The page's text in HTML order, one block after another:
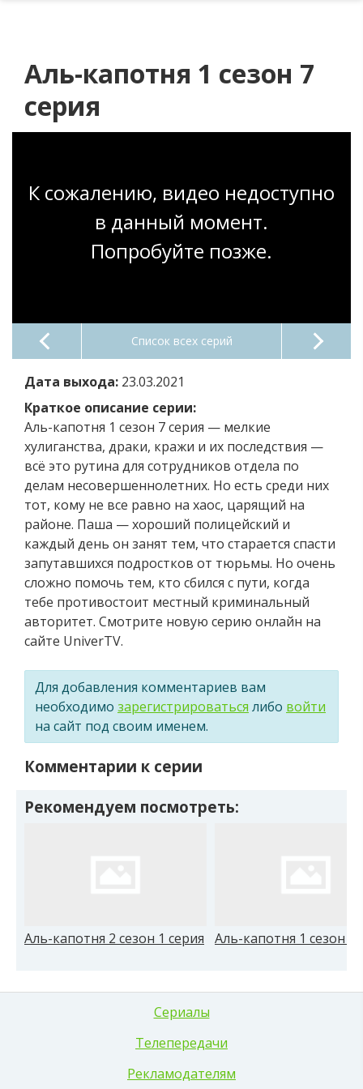
Аль-капотня 1 сезон 7
серия
К сожалению, видео недоступно
в данный момент.
Попробуйте позже.
Список всех серий
Дата выхода: 23.03.2021
Краткое описание серии:
Аль-капотня 1 сезон 7 серия — мелкие
хулиганства, драки, кражи и их последствия —
всё это рутина для сотрудников отдела по
делам несовершеннолетних. Но есть среди них
тот, кому не все равно на хаос, царящий на
районе. Паша — хороший полицейский и
каждый день он занят тем, что старается спасти
запутавшихся подростков от тюрьмы. Но очень
сложно помочь тем, кто сбился с пути, когда
тебе противостоит местный криминальный
авторитет. Смотрите новую серию онлайн на
сайте UniverTV.
Для добавления комментариев вам
необходимо зарегистрироваться либо войти
на сайт под своим именем.
Комментарии к серии
Рекомендуем посмотреть:
Аль-капотня 2 сезон 1 серия Аль-капотня 1 сезон 8
Сериалы
Телепередачи
Рекламодателям